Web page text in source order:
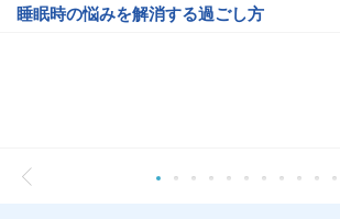
睡眠時の悩みを解消する過ごし方